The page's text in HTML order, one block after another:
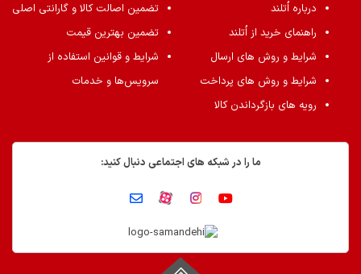
درباره اُتلند
راهنمای خرید از اُتلند
شرایط و روش های ارسال
شرایط و روش های پرداخت
رویه های بازگرداندن کالا
تضمین اصالت کالا و گارانتی اصلی
تضمین بهترین قیمت
شرایط و قوانین استفاده از
سرویس‌ها و خدمات
ما را در شبکه های اجتماعی دنبال کنید: